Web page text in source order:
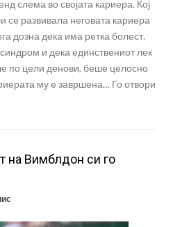
слема во својата кариера. Кој
се развивала неговата кариера
дозна дека има ретка болест.
и дека единствениот лек
по цели денови, беше целосно
му е завршена… Го отвори
на Вимблдон си го